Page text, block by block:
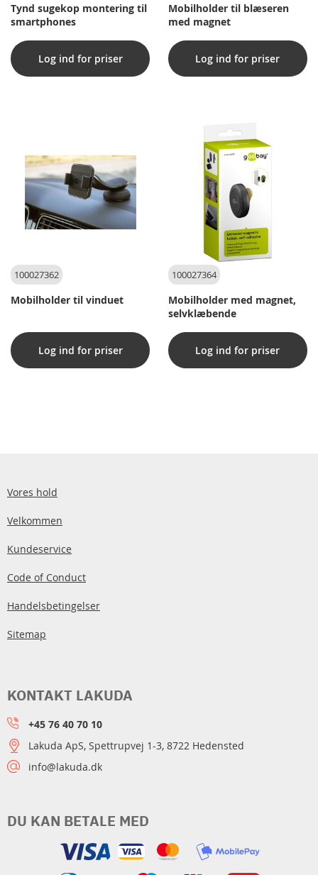
Tynd sugekop montering til
smartphones
Log ind for priser
Mobilholder til blæseren
med magnet
Log ind for priser
100027362
Mobilholder til vinduet
Log ind for priser
100027364
Mobilholder med magnet,
selvklæbende
Log ind for priser
Vores hold
Velkommen
Kundeservice
Code of Conduct
Handelsbetingelser
Sitemap
DU KAN BETALE MED
KONTAKT LAKUDA
+45 76 40 70 10
Lakuda ApS, Spettrupvej 1-3, 8722 Hedensted
info@lakuda.dk